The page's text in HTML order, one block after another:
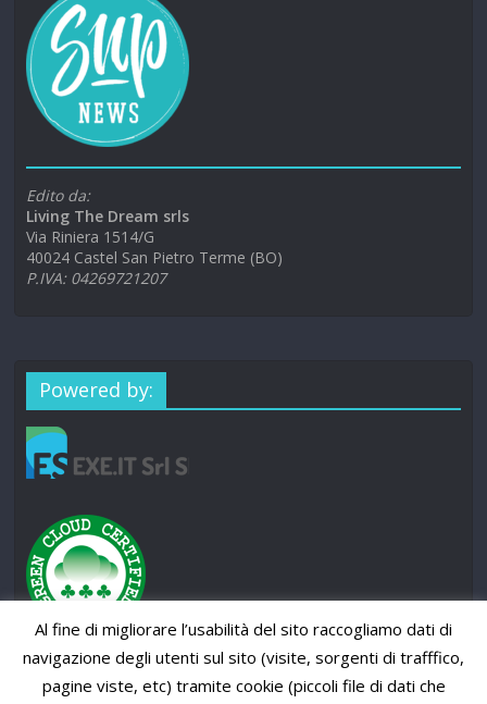
Edito da:
Living The Dream srls
Via Riniera 1514/G
40024 Castel San Pietro Terme (BO)
P.IVA: 04269721207
Powered by:
Al fine di migliorare l’usabilità del sito raccogliamo dati di
navigazione degli utenti sul sito (visite, sorgenti di trafffico,
pagine viste, etc) tramite cookie (piccoli file di dati che